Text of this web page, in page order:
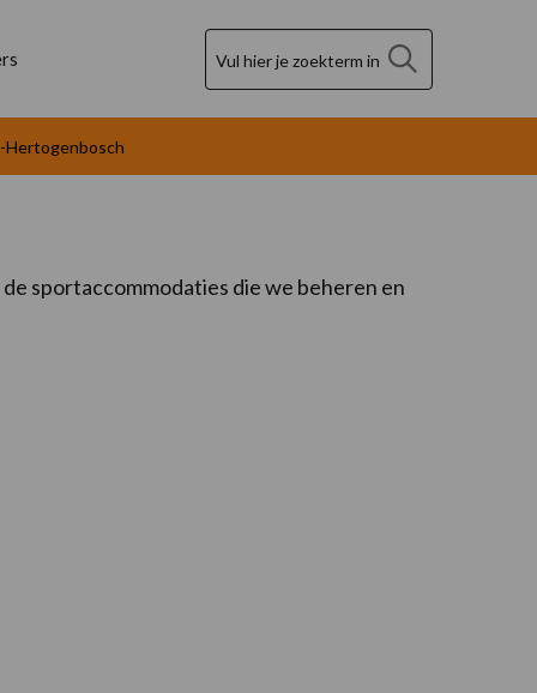
Hertogenbosch
sportaccommodaties die we beheren en